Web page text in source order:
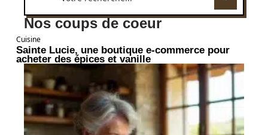
Nos coups de coeur
Cuisine
Sainte Lucie, une boutique e-commerce pour
acheter des épices et vanille